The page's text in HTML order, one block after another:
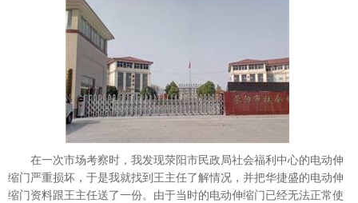
在一次市场考察时，我发现荥阳市民政局社会福利中心的电动伸
缩门严重损坏，于是我就找到王主任了解情况，并把华捷盛的电动伸
缩门资料跟王主任送了一份。由于当时的电动伸缩门已经无法正常使